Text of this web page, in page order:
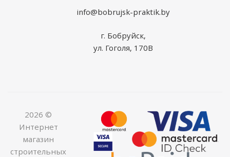
info@bobrujsk-praktik.by
г. Бобруйск,
ул. Гоголя, 170В
2026 ©
Интернет
магазин
строительных